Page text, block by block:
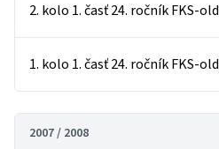
2. kolo 1. časť 24. ročník FKS-old
1. kolo 1. časť 24. ročník FKS-old
2007 / 2008